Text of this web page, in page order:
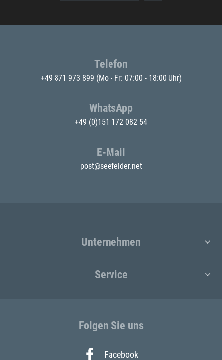
Telefon
+49 871 973 899 (Mo - Fr: 07:00 - 18:00 Uhr)
WhatsApp
+49 (0)151 172 082 54
E-Mail
post@seefelder.net
Unternehmen
Service
Folgen Sie uns
Facebook